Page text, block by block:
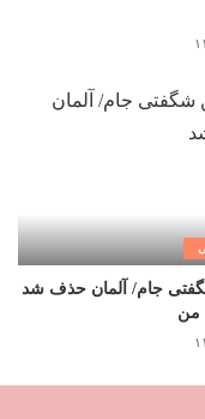
جام/ آلمان حذف شد
من